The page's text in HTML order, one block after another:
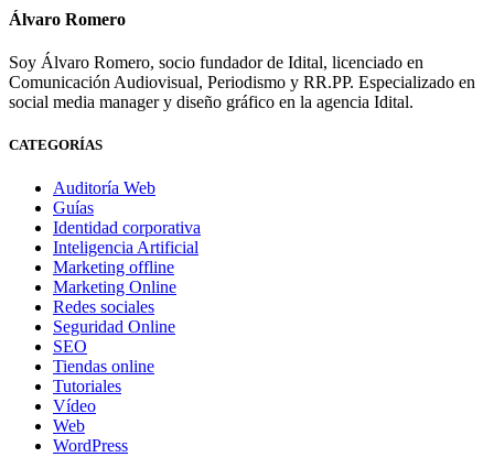
Álvaro Romero
Soy Álvaro Romero, socio fundador de Idital, licenciado en
Comunicación Audiovisual, Periodismo y RR.PP. Especializado en
social media manager y diseño gráfico en la agencia Idital.
CATEGORÍAS
Auditoría Web
Guías
Identidad corporativa
Inteligencia Artificial
Marketing offline
Marketing Online
Redes sociales
Seguridad Online
SEO
Tiendas online
Tutoriales
Vídeo
Web
WordPress